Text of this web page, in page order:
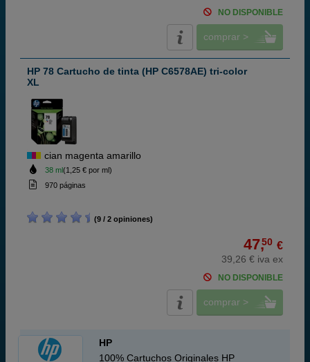
NO DISPONIBLE
comprar >
HP 78 Cartucho de tinta (HP C6578AE) tri-color
XL
cian magenta amarillo
38 ml(1,25 € por ml)
970 páginas
(9 / 2 opiniones)
47,50 €
39,26 € iva ex
NO DISPONIBLE
comprar >
HP
100% Cartuchos Originales HP